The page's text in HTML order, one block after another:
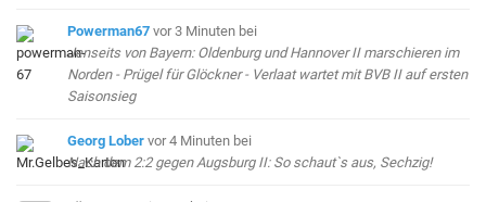
Powerman67 vor 3 Minuten bei
Jenseits von Bayern: Oldenburg und Hannover II marschieren im
Norden - Prügel für Glöckner - Verlaat wartet mit BVB II auf ersten
Saisonsieg
Georg Lober vor 4 Minuten bei
Nach dem 2:2 gegen Augsburg II: So schaut`s aus, Sechzig!